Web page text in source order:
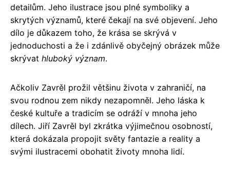
detailům. Jeho ilustrace jsou plné symboliky a
skrytých významů, které čekají na své objevení. Jeho
dílo je důkazem toho, že krása se skrývá v
jednoduchosti a že i zdánlivě obyčejný obrázek může
skrývat hluboký význam.
Ačkoliv Zavrěl prožil většinu života v zahraničí, na
svou rodnou zem nikdy nezapomněl. Jeho láska k
české kultuře a tradicím se odráží v mnoha jeho
dílech. Jiří Zavrěl byl zkrátka výjimečnou osobností,
která dokázala propojit světy fantazie a reality a
svými ilustracemi obohatit životy mnoha lidí.